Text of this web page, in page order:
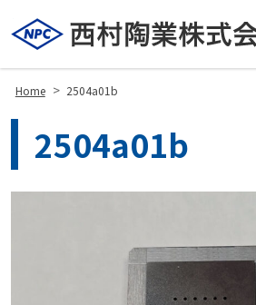
Home > 2504a01b
2504a01b
Site
Footer